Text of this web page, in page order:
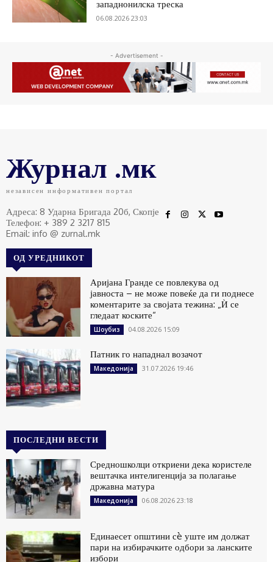
западнонилска треска
06.08.2026 23:03
- Advertisement -
Журнал .мк
независен информативен портал
Адреса: 8 Ударна Бригада 20б, Скопје
Телефон: + 389 2 3217 815
Email: info @ zurnal.mk
ОД УРЕДНИКОТ
Аријана Гранде се повлекува од
јавноста – не може повеќе да ги поднесе
коментарите за својата тежина: „Ѝ се
гледаат коските“
Шоубиз 04.08.2026 15:09
Патник го нападнал возачот
Македонија 31.07.2026 19:46
ПОСЛЕДНИ ВЕСТИ
Средношколци откриени дека користеле
вештачка интелигенција за полагање
државна матура
Македонија 06.08.2026 23:18
Единаесет општини сè уште им должат
пари на избирачките одбори за ланските
избори